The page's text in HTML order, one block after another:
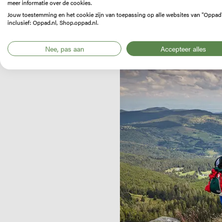
meer informatie over de cookies.
Jouw toestemming en het cookie zijn van toepassing op alle websites van
inclusief: Oppad.nl, Shop.oppad.nl.
Nee, pas aan Accepteer alles